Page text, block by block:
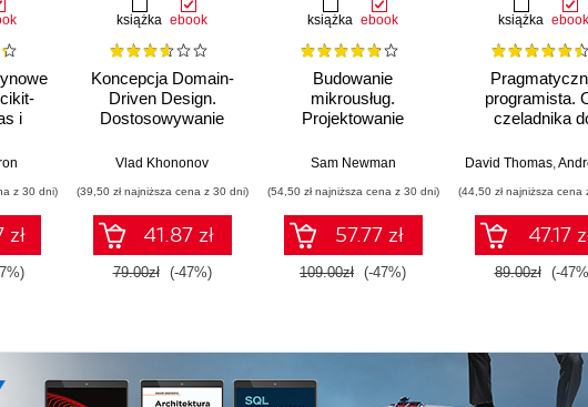
i
z 30 dni)
zł
książka ebook
Koncepcja Domain-
Driven Design.
Dostosowywanie
do strategii
Vlad Khononov
(39,50 zł najniższa cena z 30 dni)
41.87 zł
79.00zł (-47%)
książka ebook
Budowanie
mikrousług.
Projektowanie
systemów. Wydanie
Sam Newman
(54,50 zł najniższa cena z 30 dni)
57.77 zł
109.00zł (-47%)
książka ebook
programista.
czeladnika
David Thomas,Andrew
(44,50 zł najniższa cena
47.17
89.00zł (-